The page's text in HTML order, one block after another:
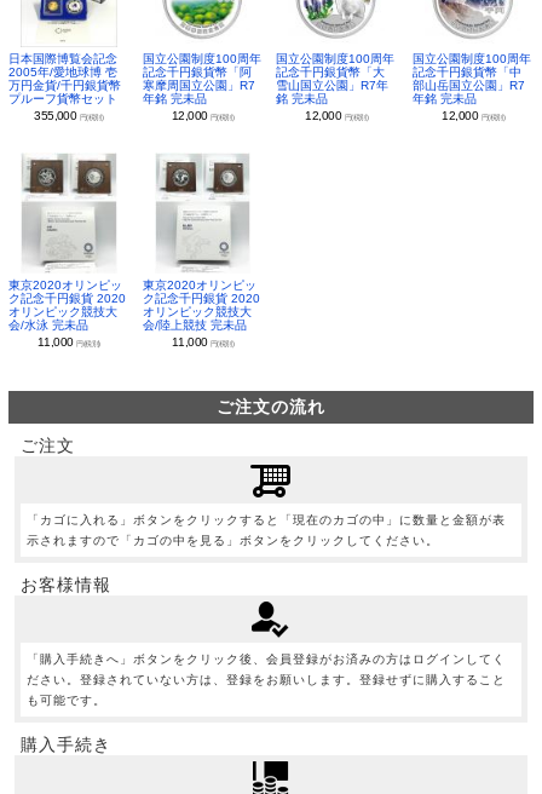
日本国際博覧会記念
2005年/愛地球博 壱
万円金貨/千円銀貨幣
プルーフ貨幣セット
355,000 円(税別)
国立公園制度100周年
記念千円銀貨幣「阿
寒摩周国立公園」R7
年銘 完未品
12,000 円(税別)
国立公園制度100周年
記念千円銀貨幣「大
雪山国立公園」R7年
銘 完未品
12,000 円(税別)
国立公園制度100周年
記念千円銀貨幣「中
部山岳国立公園」R7
年銘 完未品
12,000 円(税別)
東京2020オリンピッ
ク記念千円銀貨 2020
オリンピック競技大
会/水泳 完未品
11,000円(税別)
東京2020オリンピッ
ク記念千円銀貨 2020
オリンピック競技大
会/陸上競技 完未品
11,000 円(税別)
ご注文の流れ
ご注文
「カゴに入れる」ボタンをクリックすると「現在のカゴの中」に数量と金額が表
示されますので「カゴの中を見る」ボタンをクリックしてください。
お客様情報
「購入手続きへ」ボタンをクリック後、会員登録がお済みの方はログインしてく
ださい。登録されていない方は、登録をお願いします。登録せずに購入すること
も可能です。
購入手続き